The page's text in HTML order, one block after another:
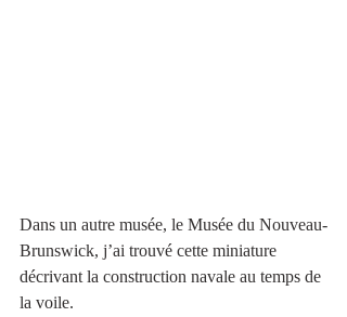
Dans un autre musée, le Musée du Nouveau-
Brunswick, j’ai trouvé cette miniature
décrivant la construction navale au temps de
la voile.